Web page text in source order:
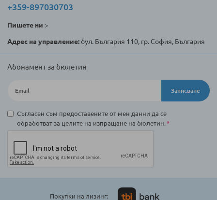
+359-897030703
Пишете ни >
Адрес на управление:бул. България 110, гр. София, България
Абонамент за бюлетин
Записване
Съгласен съм предоставените от мен данни да се
обработват за целите на изпращане на бюлетин.
Покупки на лизинг: